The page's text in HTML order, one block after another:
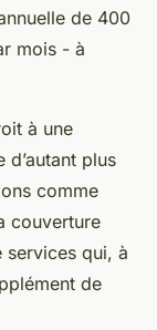
de 400
mois - à
à une
plus
comme
couverture
services qui, à
de